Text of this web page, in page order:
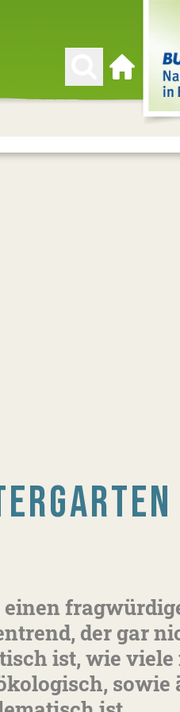
Zur
einen
der gar
ist, wie viele
sowie